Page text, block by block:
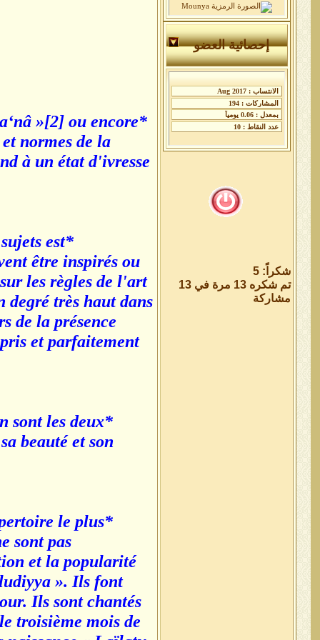
إحصائية العضو
شكراً: 5
تم شكره 13 مرة في 13
مشاركة
»[2] ou encore
normes de la
à un état d'ivresse
est
être inspirés ou
les règles de l'art
degré très haut dans
de la présence
et parfaitement
sont les deux
beauté et son
le plus
sont pas
et la popularité
». Ils font
Ils sont chantés
troisième mois de